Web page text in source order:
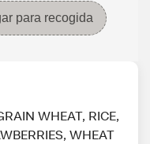
para recogida
WHEAT, RICE,
WHEAT